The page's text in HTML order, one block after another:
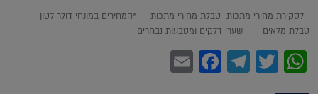
לסקירת מחירי מתכות טבלת מחירי מתכות *המחירים במונחי דולר לטון
טבלת מלאים שערי דלקים ומטבעות נבחרים
WhatsApp
Twitter
Telegram
Facebook